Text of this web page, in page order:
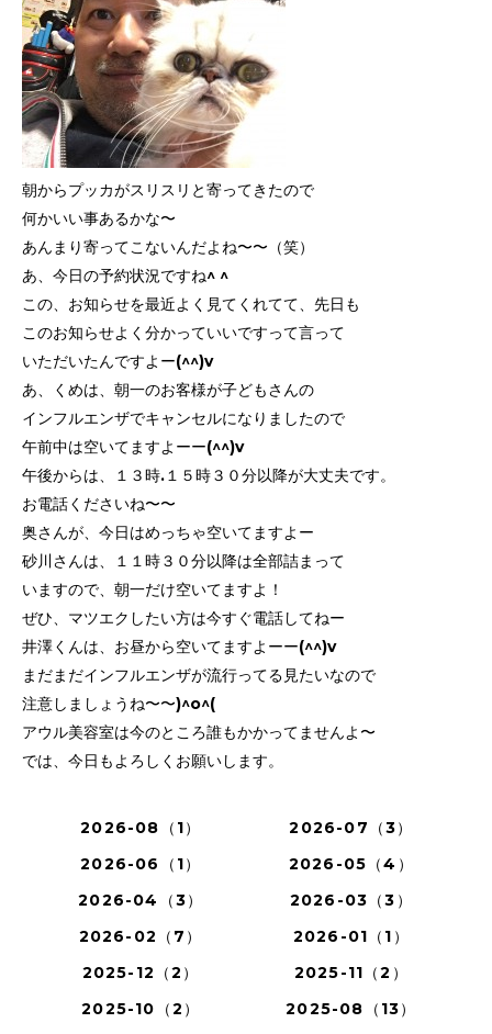
朝からプッカがスリスリと寄ってきたので
何かいい事あるかな〜
あんまり寄ってこないんだよね〜〜（笑）
あ、今日の予約状況ですね^ ^
この、お知らせを最近よく見てくれてて、先日も
このお知らせよく分かっていいですって言って
いただいたんですよー(^^)v
あ、くめは、朝一のお客様が子どもさんの
インフルエンザでキャンセルになりましたので
午前中は空いてますよーー(^^)v
午後からは、１３時.１５時３０分以降が大丈夫です。
お電話くださいね〜〜
奥さんが、今日はめっちゃ空いてますよー
砂川さんは、１１時３０分以降は全部詰まって
いますので、朝一だけ空いてますよ！
ぜひ、マツエクしたい方は今すぐ電話してねー
井澤くんは、お昼から空いてますよーー(^^)v
まだまだインフルエンザが流行ってる見たいなので
注意しましょうね〜〜)^o^(
アウル美容室は今のところ誰もかかってませんよ〜
では、今日もよろしくお願いします。
2026-08（1）
2026-07（3）
2026-06（1）
2026-05（4）
2026-04（3）
2026-03（3）
2026-02（7）
2026-01（1）
2025-12（2）
2025-11（2）
2025-10（2）
2025-08（13）